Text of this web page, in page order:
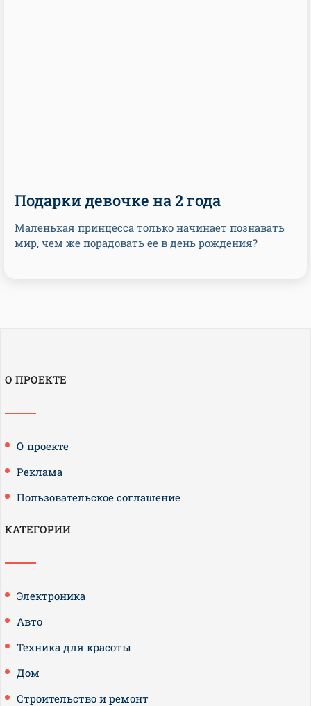
Подарки девочке на 2 года
Маленькая принцесса только начинает познавать
мир, чем же порадовать ее в день рождения?
О ПРОЕКТЕ
О проекте
Реклама
Пользовательское соглашение
КАТЕГОРИИ
Электроника
Авто
Техника для красоты
Дом
Строительство и ремонт